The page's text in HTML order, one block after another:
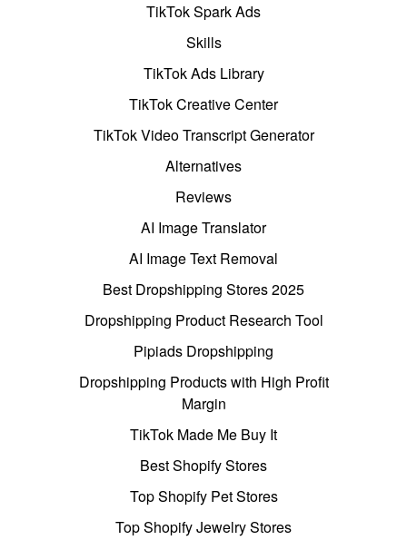
TikTok Spark Ads
Skills
TikTok Ads Library
TikTok Creative Center
TikTok Video Transcript Generator
Alternatives
Reviews
AI Image Translator
AI Image Text Removal
Best Dropshipping Stores 2025
Dropshipping Product Research Tool
Pipiads Dropshipping
Dropshipping Products with High Profit
Margin
TikTok Made Me Buy It
Best Shopify Stores
Top Shopify Pet Stores
Top Shopify Jewelry Stores